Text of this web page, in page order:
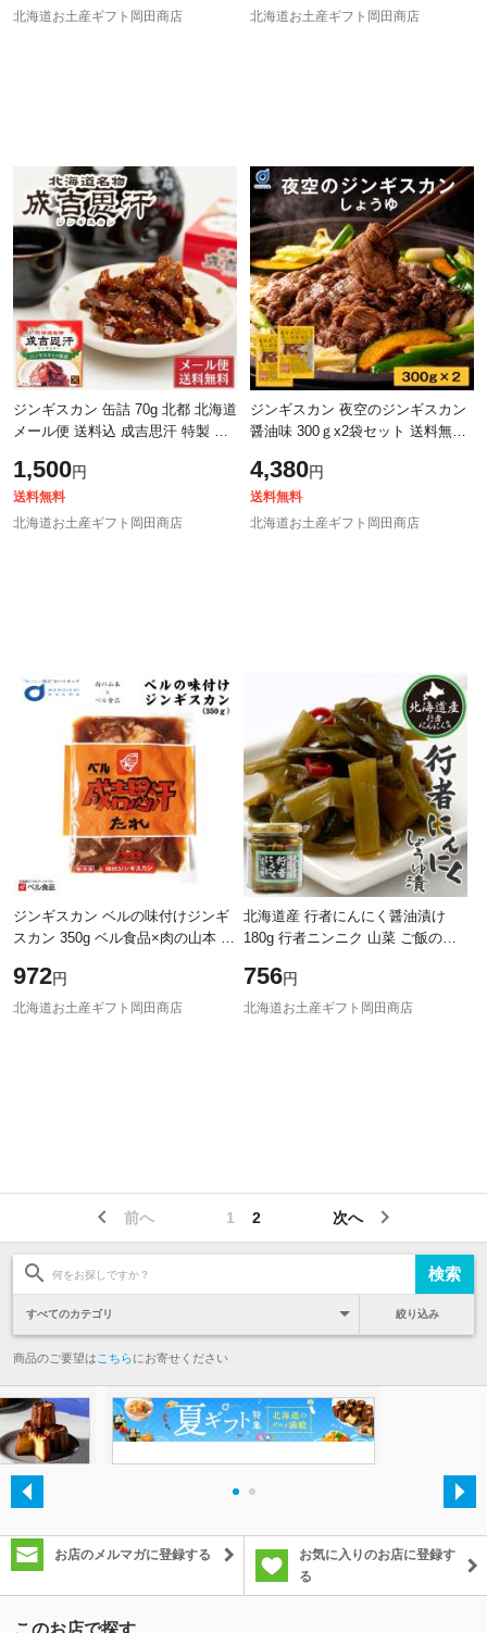
北海道お土産ギフト岡田商店
北海道お土産ギフト岡田商店
ジンギスカン 缶詰 70g 北都 北海道
メール便 送料込 成吉思汗 特製 タ
フト 人気 【パケ大】 御中元
1,500円
送料無料
北海道お土産ギフト岡田商店
ジンギスカン 夜空のジンギスカン
醤油味 300ｇx2袋セット 送料無料
よぞじん 北海道 お土産 お中元
4,380円
送料無料
北海道お土産ギフト岡田商店
ジンギスカン ベルの味付けジンギ
スカン 350g ベル食品×肉の山本 北
成吉思汗 羊肉 焼肉 BBQ 冷凍 お取
972円
北海道お土産ギフト岡田商店
北海道産 行者にんにく醤油漬け
180g 行者ニンニク 山菜 ご飯のお
ご当地グルメ 醤油漬け 山の幸 お
取り
756円
北海道お土産ギフト岡田商店
前へ 次へ
1 2
絞り込み
商品のご要望は こちらにお寄せください
お店のメルマガに登録する
お気に入りのお店に登録す
る
このお店で探す